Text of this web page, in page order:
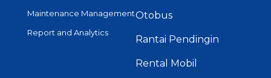
Maintenance Management
Report and Analytics
Otobus
Rantai Pendingin
Rental Mobil